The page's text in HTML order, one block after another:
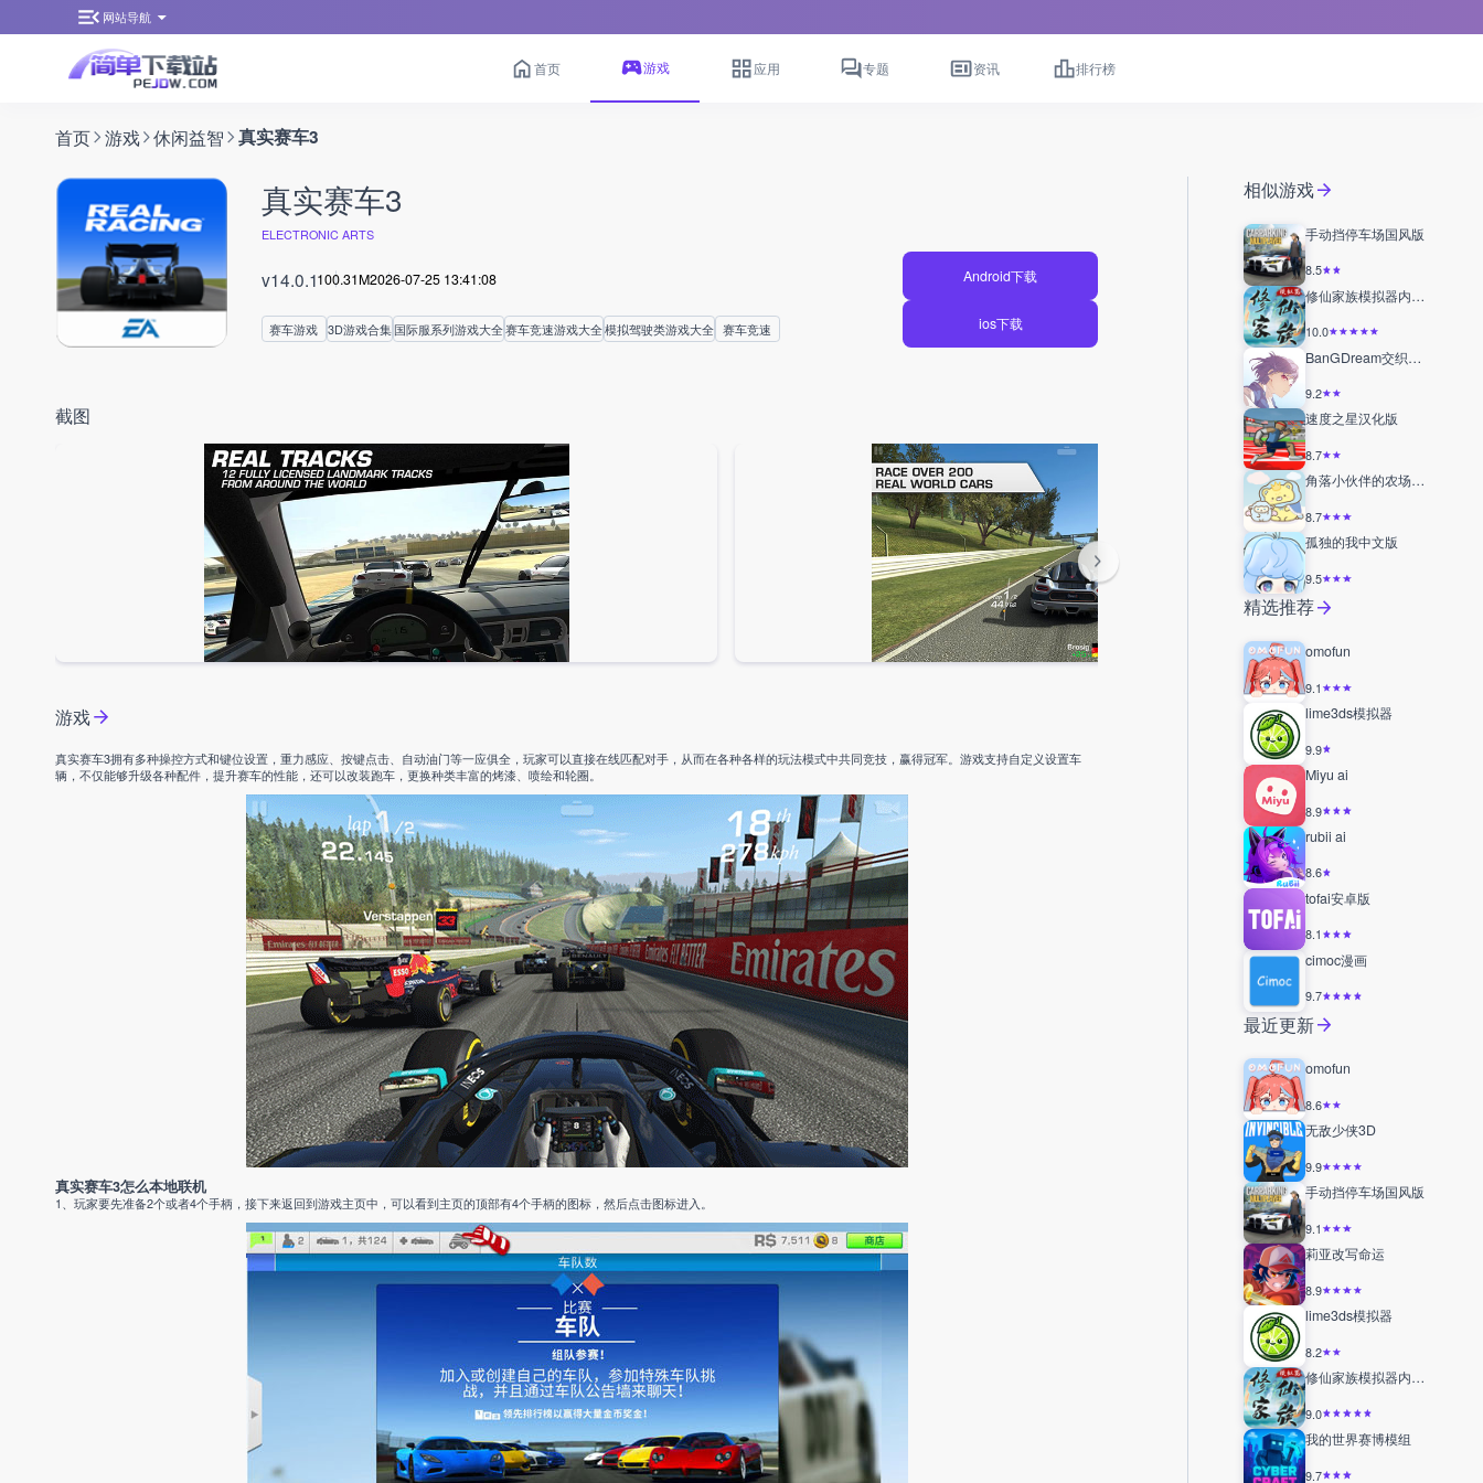
网站导航
首页 游戏 应用 专题 资讯 排行榜
首页 游戏 休闲益智 真实赛车3
真实赛车3
ELECTRONIC ARTS
v14.0.1100.31M2026-07-25 13:41:08
赛车游戏 3D游戏合集 国际服系列游戏大全赛车竞速游戏大全模拟驾驶类游戏大全 赛车竞速
Android下载
ios下载
截图
游戏
真实赛车3拥有多种操控方式和键位设置，重力感应、按键点击、自动油门等一应俱全，玩家可以直接在线匹配对手，从而在各种各样的玩法模式中共同竞技，赢得冠军。游戏支持自定义设置车
辆，不仅能够升级各种配件，提升赛车的性能，还可以改装跑车，更换种类丰富的烤漆、喷绘和轮圈。
真实赛车3怎么本地联机
1、玩家要先准备2个或者4个手柄，接下来返回到游戏主页中，可以看到主页的顶部有4个手柄的图标，然后点击图标进入。
相似游戏
手动挡停车场国风版
8.5
修仙家族模拟器内置修改器
10.0
BanGDream交织的乐章
9.2
速度之星汉化版
8.7
角落小伙伴的农场生活
8.7
孤独的我中文版
9.5
精选推荐
omofun
9.1
lime3ds模拟器
9.9
Miyu ai
8.9
rubii ai
8.6
tofai安卓版
8.1
cimoc漫画
9.7
最近更新
omofun
8.6
无敌少侠3D
9.9
手动挡停车场国风版
9.1
莉亚改写命运
8.9
lime3ds模拟器
8.2
修仙家族模拟器内置修改器
9.0
我的世界赛博模组
9.7